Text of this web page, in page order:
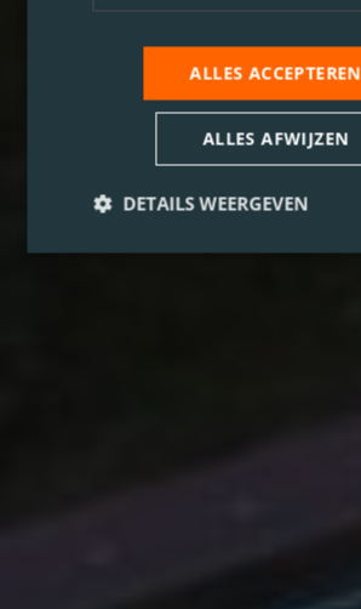
ALLES ACCEPTEREN
ALLES AFWIJZEN
DETAILS WEERGEVEN